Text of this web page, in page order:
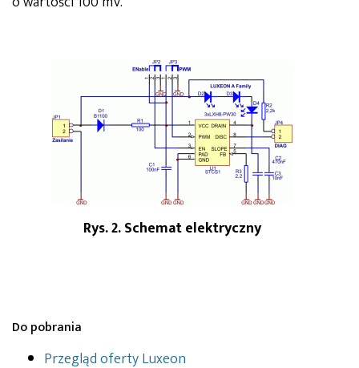
Rys. 2. Schemat elektryczny
Do pobrania
Przegląd oferty Luxeon